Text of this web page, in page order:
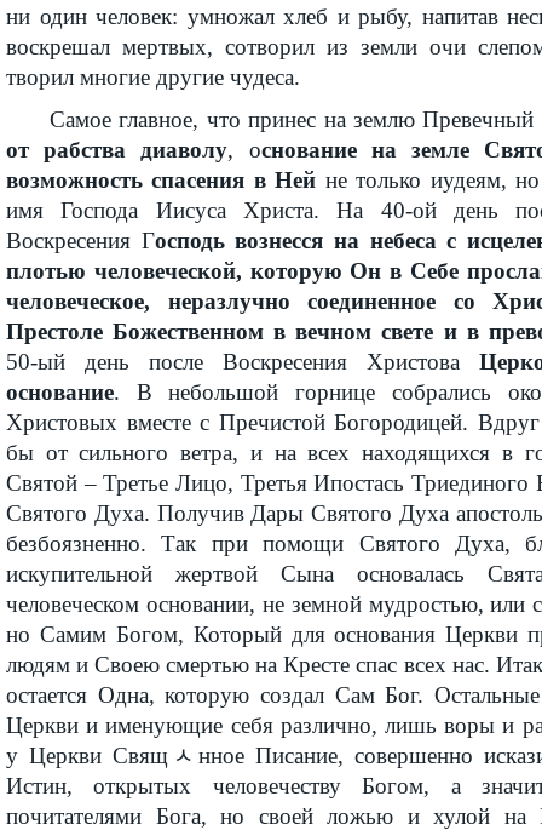
ни один человек: умножал хлеб и рыбу, напитав
воскрешал мертвых, сотворил из земли очи
творил многие другие чудеса.
Самое главное, что принес на землю
от рабства диаволу, основание на земле
возможность спасения в Ней не только иудеям,
имя Господа Иисуса Христа. На 40-ой день
Воскресения Господь вознесся на небеса с
плотью человеческой, которую Он в Себе
человеческое, неразлучно соединенное со
Престоле Божественном в вечном свете и в
50-ый день после Воскресения Христова
основание. В небольшой горнице собрались
Христовых вместе с Пречистой Богородицей.
бы от сильного ветра, и на всех находящихся в
Святой – Третье Лицо, Третья Ипостась
Святого Духа. Получив Дары Святого Духа
безбоязненно. Так при помощи Святого Духа,
искупительной жертвой Сына основалась
человеческом основании, не земной мудростью, или
но Самим Богом, Который для основания Церкви
людям и Своею смертью на Кресте спас всех нас.
остается Одна, которую создал Сам Бог.
Церкви и именующие себя различно, лишь воры и
у Церкви Свящﾵнное Писание, совершенно
Истин, открытых человечеству Богом, а
почитателями Бога, но своей ложью и хулой на